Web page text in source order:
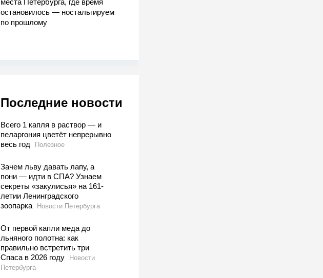
места Петербурга, где время
остановилось — ностальгируем
по прошлому
Последние новости
Всего 1 капля в раствор — и
пеларгония цветёт непрерывно
весь год
Полезное
Зачем льву давать лапу, а
пони — идти в СПА? Узнаем
секреты «закулисья» на 161-
летии Ленинградского
зоопарка
Новости Петербурга
От первой капли меда до
льняного полотна: как
правильно встретить три
Спаса в 2026 году
Новости
Петербурга